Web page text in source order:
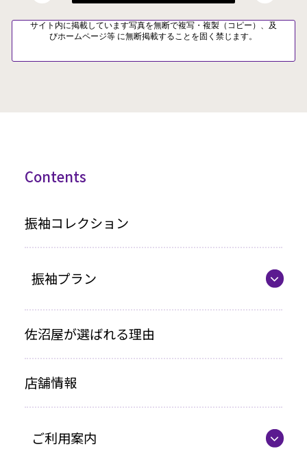
サイト内に掲載しています写真を無断で複写・複製（コピー）、及
びホームページ等 に無断掲載することを固く禁じます。
Contents
振袖コレクション
振袖プラン
レンタルプラン
お買い上げプラン
ママ振プラン
佐沼屋が選ばれる理由
店舗情報
ご利用案内